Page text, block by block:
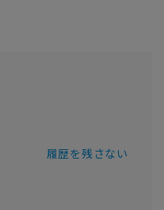
履歴を残さない